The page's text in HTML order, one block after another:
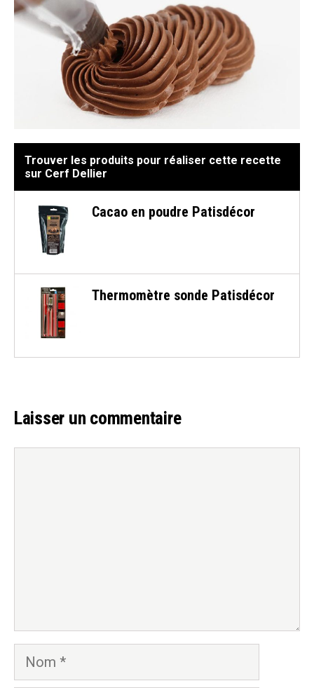
Trouver les produits pour réaliser cette recette
sur Cerf Dellier
Cacao en poudre Patisdécor
Thermomètre sonde Patisdécor
Laisser un commentaire
Nom